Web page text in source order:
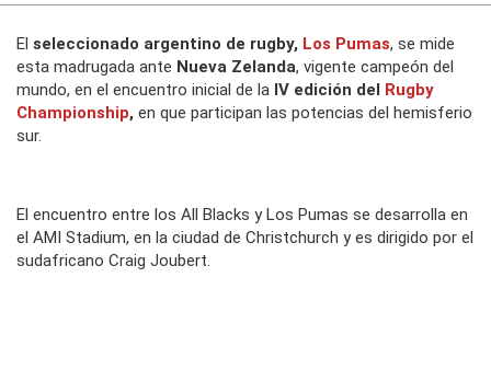
El seleccionado argentino de rugby, Los Pumas, se mide
esta madrugada ante Nueva Zelanda, vigente campeón del
mundo, en el encuentro inicial de la IV edición del Rugby
Championship, en que participan las potencias del hemisferio
sur.
El encuentro entre los All Blacks y Los Pumas se desarrolla en
el AMI Stadium, en la ciudad de Christchurch y es dirigido por el
sudafricano Craig Joubert.